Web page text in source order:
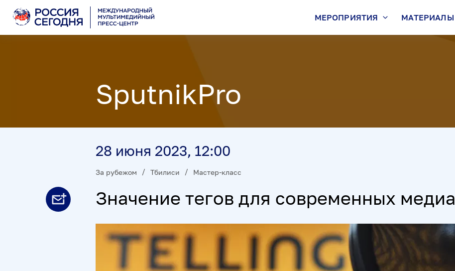
МЕРОПРИЯТИЯ МАТЕРИАЛЫ
SputnikPro
28 июня 2023, 12:00
За рубежом Тбилиси Мастер-класс
Значение тегов для современных медиа